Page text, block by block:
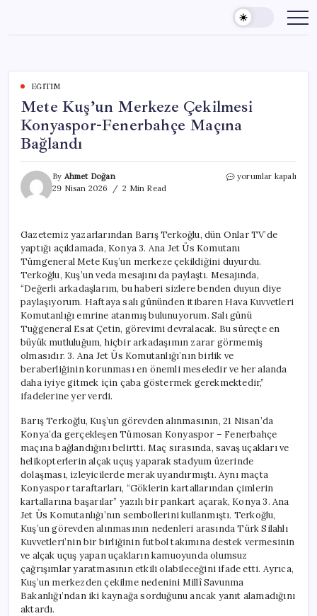
content
EĞITIM
Mete Kuş’un Merkeze Çekilmesi
Konyaspor-Fenerbahçe Maçına
Bağlandı
By Ahmet Doğan
29 Nisan 2026
2 Min Read
Mete
Fenerbahçe
Maçına
Bağlandı
için
yorumlar kapalı
Gazetemiz yazarlarından Barış Terkoğlu, dün Onlar TV’de
yaptığı açıklamada, Konya 3. Ana Jet Üs Komutanı
Tümgeneral Mete Kuş’un merkeze çekildiğini duyurdu.
Terkoğlu, Kuş’un veda mesajını da paylaştı. Mesajında,
“Değerli arkadaşlarım, bu haberi sizlere benden duyun diye
paylaşıyorum. Haftaya salı gününden itibaren Hava Kuvvetleri
Komutanlığı emrine atanmış bulunuyorum. Salı günü
Tuğgeneral Esat Çetin, görevimi devralacak. Bu süreçte en
büyük mutluluğum, hiçbir arkadaşımın zarar görmemiş
olmasıdır. 3. Ana Jet Üs Komutanlığı’nın birlik ve
beraberliğinin korunması en önemli meseledir ve her alanda
daha iyiye gitmek için çaba göstermek gerekmektedir,”
ifadelerine yer verdi.
Barış Terkoğlu, Kuş’un görevden alınmasının, 21 Nisan’da
Konya’da gerçekleşen Tümosan Konyaspor – Fenerbahçe
maçına bağlandığını belirtti. Maç sırasında, savaş uçakları ve
helikopterlerin alçak uçuş yaparak stadyum üzerinde
dolaşması, izleyicilerde merak uyandırmıştı. Aynı maçta
Konyaspor taraftarları, “Göklerin kartallarından çimlerin
kartallarına başarılar” yazılı bir pankart açarak, Konya 3. Ana
Jet Üs Komutanlığı’nın sembollerini kullanmıştı. Terkoğlu,
Kuş’un görevden alınmasının nedenleri arasında Türk Silahlı
Kuvvetleri’nin bir birliğinin futbol takımına destek vermesinin
ve alçak uçuş yapan uçakların kamuoyunda olumsuz
çağrışımlar yaratmasının etkili olabileceğini ifade etti. Ayrıca,
Kuş’un merkezden çekilme nedenini Millî Savunma
Bakanlığı’ndan iki kaynağa sorduğunu ancak yanıt alamadığını
aktardı.